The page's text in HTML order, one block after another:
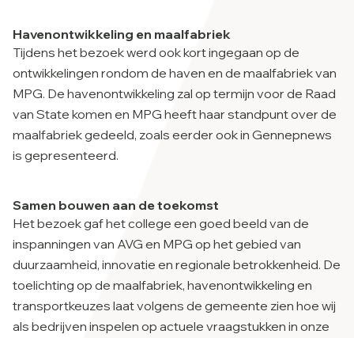
Havenontwikkeling en maalfabriek
Tijdens het bezoek werd ook kort ingegaan op de
ontwikkelingen rondom de haven en de maalfabriek van
MPG. De havenontwikkeling zal op termijn voor de Raad
van State komen en MPG heeft haar standpunt over de
maalfabriek gedeeld, zoals eerder ook in Gennepnews
is gepresenteerd.
Samen bouwen aan de toekomst
Het bezoek gaf het college een goed beeld van de
inspanningen van AVG en MPG op het gebied van
duurzaamheid, innovatie en regionale betrokkenheid. De
toelichting op de maalfabriek, havenontwikkeling en
transportkeuzes laat volgens de gemeente zien hoe wij
als bedrijven inspelen op actuele vraagstukken in onze